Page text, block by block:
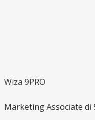
Wiza 9PRO
Marketing Associate di